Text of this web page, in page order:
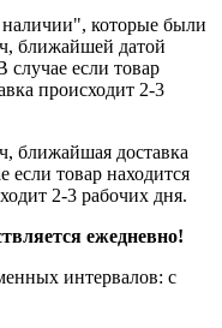
наличии", которые были
ближайшей датой
случае если товар
происходит 2-3
ближайшая доставка
если товар находится
2-3 рабочих дня.
ежедневно!
интервалов: с